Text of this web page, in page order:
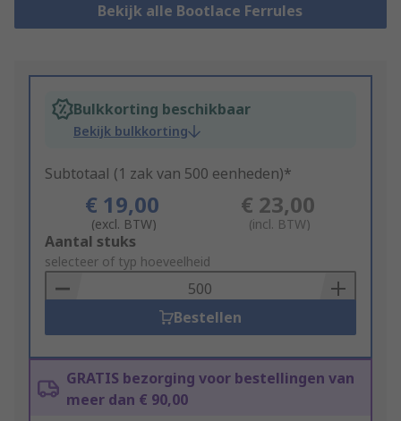
Bekijk alle Bootlace Ferrules
Bulkkorting beschikbaar
Bekijk bulkkorting
Subtotaal (1 zak van 500 eenheden)*
€ 19,00
(excl. BTW)
€ 23,00
(incl. BTW)
Add
to
Basket
Aantal stuks
selecteer of typ hoeveelheid
Bestellen
GRATIS bezorging voor bestellingen van
meer dan € 90,00